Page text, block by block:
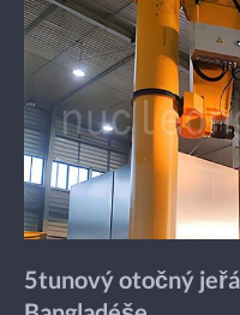
5tunový otočný